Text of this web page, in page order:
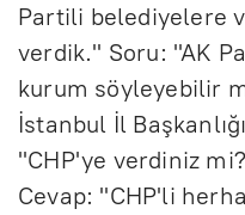
Partili belediyelere
verdik." Soru: "AK
kurum söyleyebilir
İstanbul İl
"CHP'ye verdiniz
Cevap: "CHP'li